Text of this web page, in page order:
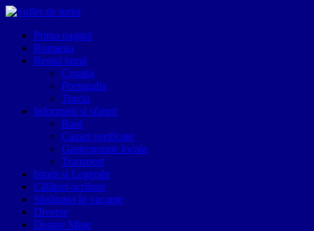
Prima pagină
Romania
Restul lumii
Croatia
Portugalia
Turcia
Informatii si sfaturi
Bani
Cazari verificate
Gastronomie locala
Transport
Istorii si Legende
Călători-scriitori
Sănătatea în vacanțe
Diverse
Despre Mine